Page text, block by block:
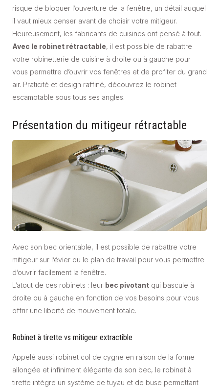
risque de bloquer l’ouverture de la fenêtre, un détail auquel
il vaut mieux penser avant de choisir votre mitigeur.
Heureusement, les fabricants de cuisines ont pensé à tout.
Avec le robinet rétractable, il est possible de rabattre
votre robinetterie de cuisine à droite ou à gauche pour
vous permettre d’ouvrir vos fenêtres et de profiter du grand
air. Praticité et design raffiné, découvrez le robinet
escamotable sous tous ses angles.
Présentation du mitigeur rétractable
Avec son bec orientable, il est possible de rabattre votre
mitigeur sur l’évier ou le plan de travail pour vous permettre
d’ouvrir facilement la fenêtre.
L’atout de ces robinets : leur bec pivotant qui bascule à
droite ou à gauche en fonction de vos besoins pour vous
offrir une liberté de mouvement totale.
Robinet à tirette vs mitigeur extractible
Appelé aussi robinet col de cygne en raison de la forme
allongée et infiniment élégante de son bec, le robinet à
tirette intègre un système de tuyau et de buse permettant